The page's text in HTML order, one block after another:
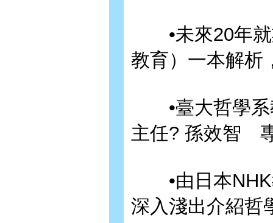
•未來20年就
教育）一本解析
•臺大哲學系
主任? 孫效智
•由日本NHK
深入淺出介紹哲